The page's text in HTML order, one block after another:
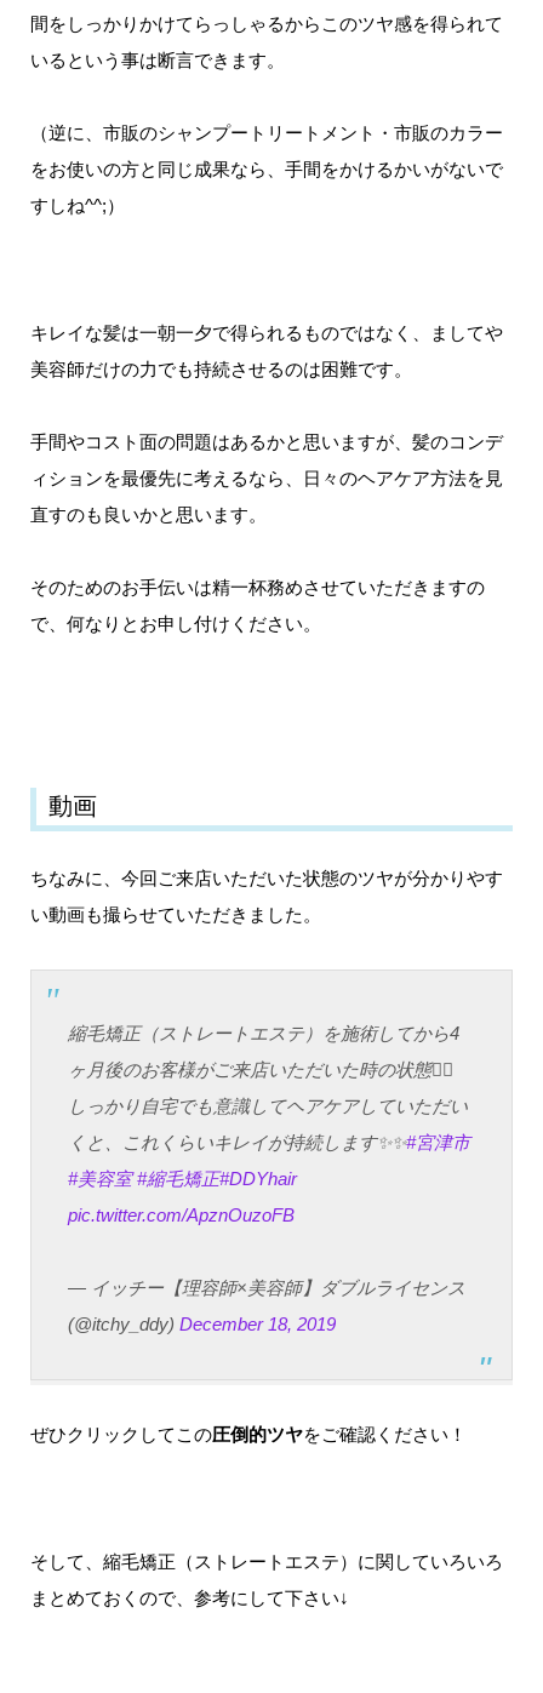
間をしっかりかけてらっしゃるからこのツヤ感を得られて
いるという事は断言できます。
（逆に、市販のシャンプートリートメント・市販のカラー
をお使いの方と同じ成果なら、手間をかけるかいがないで
すしね^^;）
キレイな髪は一朝一夕で得られるものではなく、ましてや
美容師だけの力でも持続させるのは困難です。
手間やコスト面の問題はあるかと思いますが、髪のコンデ
ィションを最優先に考えるなら、日々のヘアケア方法を見
直すのも良いかと思います。
そのためのお手伝いは精一杯務めさせていただきますの
で、何なりとお申し付けください。
動画
ちなみに、今回ご来店いただいた状態のツヤが分かりやす
い動画も撮らせていただきました。
縮毛矯正（ストレートエステ）を施術してから4
ヶ月後のお客様がご来店いただいた時の状態💇‍♀️
しっかり自宅でも意識してヘアケアしていただい
くと、これくらいキレイが持続します✨✨#宮津市
#美容室 #縮毛矯正#DDYhair
pic.twitter.com/ApznOuzoFB
— イッチー【理容師×美容師】ダブルライセンス
(@itchy_ddy) December 18, 2019
ぜひクリックしてこの圧倒的ツヤをご確認ください！
そして、縮毛矯正（ストレートエステ）に関していろいろ
まとめておくので、参考にして下さい↓